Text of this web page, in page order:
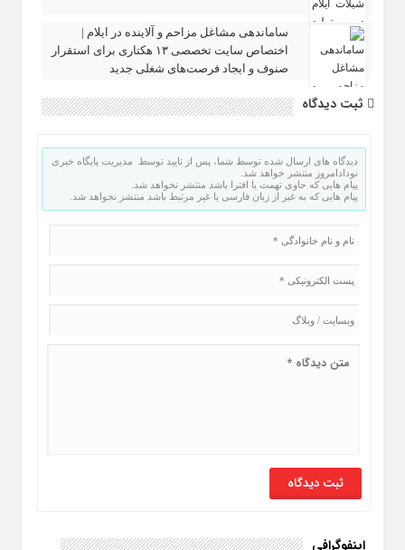
ساماندهی مشاغل مزاحم و آلاینده در ایلام |
اختصاص سایت تخصصی ۱۳ هکتاری برای استقرار
صنوف و ایجاد فرصت‌های شغلی جدید
ثبت دیدگاه
دیدگاه های ارسال شده توسط شما، پس از تایید توسط مدیریت پایگاه خبری
نودادامروز منتشر خواهد شد.
پیام هایی که حاوی تهمت یا افترا باشد منتشر نخواهد شد.
پیام هایی که به غیر از زبان فارسی یا غیر مرتبط باشد منتشر نخواهد شد.
اینفوگرافی